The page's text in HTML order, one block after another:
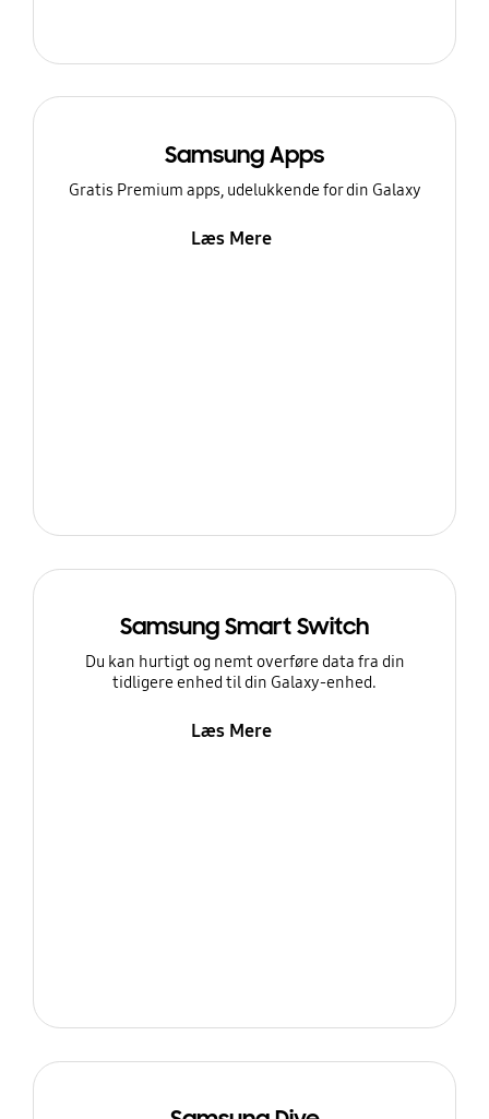
Samsung Apps
Gratis Premium apps, udelukkende for din Galaxy
Læs Mere
Samsung Smart Switch
Du kan hurtigt og nemt overføre data fra din
tidligere enhed til din Galaxy-enhed.
Læs Mere